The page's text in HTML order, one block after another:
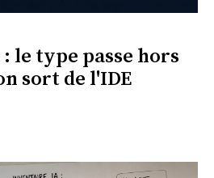
: le type passe hors
sort de l'IDE